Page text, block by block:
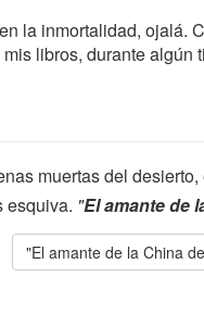
la inmortalidad, ojalá.
libros, durante algún
muertas del
esquiva. "El amante de
"El amante de la China